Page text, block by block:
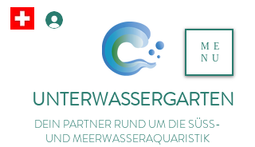
UNTERWASSERGARTEN
DEIN PARTNER RUND UM DIE SÜSS-
UND MEERWASSERAQUARISTIK
ME
NU